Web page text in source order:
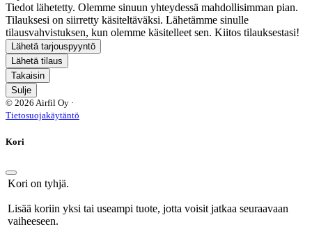
Tiedot lähetetty. Olemme sinuun yhteydessä mahdollisimman pian.
Tilauksesi on siirretty käsiteltäväksi. Lähetämme sinulle
tilausvahvistuksen, kun olemme käsitelleet sen. Kiitos tilauksestasi!
Lähetä tarjouspyyntö
Lähetä tilaus
Takaisin
Sulje
© 2026 Airfil Oy ·
Tietosuojakäytäntö
Kori
Kori on tyhjä.
Lisää koriin yksi tai useampi tuote, jotta voisit jatkaa seuraavaan
vaiheeseen.